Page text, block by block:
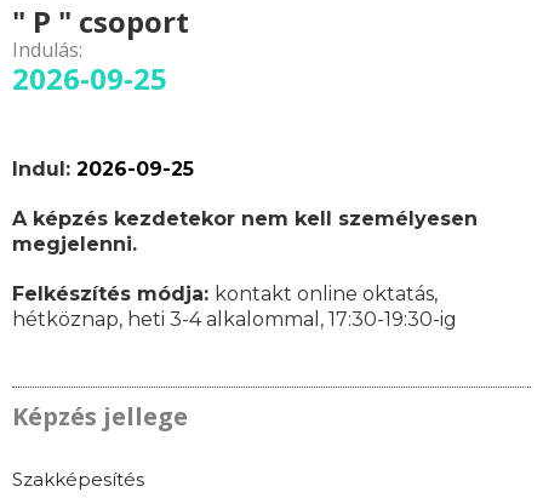
" P " csoport
Indulás:
2026-09-25
Indul: 2026-09-25
A képzés kezdetekor nem kell személyesen
megjelenni.
Felkészítés módja: kontakt online oktatás,
hétköznap, heti 3-4 alkalommal, 17:30-19:30-ig
Képzés jellege
Szakképesítés